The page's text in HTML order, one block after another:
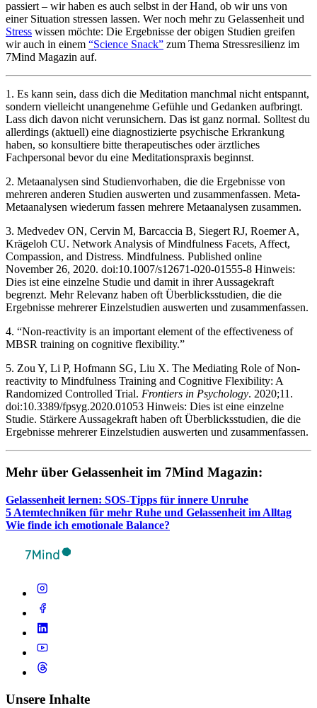
passiert – wir haben es auch selbst in der Hand, ob wir uns von
einer Situation stressen lassen. Wer noch mehr zu Gelassenheit und
Stress wissen möchte: Die Ergebnisse der obigen Studien greifen
wir auch in einem “Science Snack” zum Thema Stressresilienz im
7Mind Magazin auf.
1. Es kann sein, dass dich die Meditation manchmal nicht entspannt,
sondern vielleicht unangenehme Gefühle und Gedanken aufbringt.
Lass dich davon nicht verunsichern. Das ist ganz normal. Solltest du
allerdings (aktuell) eine diagnostizierte psychische Erkrankung
haben, so konsultiere bitte therapeutisches oder ärztliches
Fachpersonal bevor du eine Meditationspraxis beginnst.
2. Metaanalysen sind Studienvorhaben, die die Ergebnisse von
mehreren anderen Studien auswerten und zusammenfassen. Meta-
Metaanalysen wiederum fassen mehrere Metaanalysen zusammen.
3. Medvedev ON, Cervin M, Barcaccia B, Siegert RJ, Roemer A,
Krägeloh CU. Network Analysis of Mindfulness Facets, Affect,
Compassion, and Distress. Mindfulness. Published online
November 26, 2020. doi:10.1007/s12671-020-01555-8 Hinweis:
Dies ist eine einzelne Studie und damit in ihrer Aussagekraft
begrenzt. Mehr Relevanz haben oft Überblicksstudien, die die
Ergebnisse mehrerer Einzelstudien auswerten und zusammenfassen.
4. “Non-reactivity is an important element of the effectiveness of
MBSR training on cognitive flexibility.”
5. Zou Y, Li P, Hofmann SG, Liu X. The Mediating Role of Non-
reactivity to Mindfulness Training and Cognitive Flexibility: A
Randomized Controlled Trial. Frontiers in Psychology. 2020;11.
doi:10.3389/fpsyg.2020.01053 Hinweis: Dies ist eine einzelne
Studie. Stärkere Aussagekraft haben oft Überblicksstudien, die die
Ergebnisse mehrerer Einzelstudien auswerten und zusammenfassen.
Mehr über Gelas­sen­heit im 7Mind Maga­zin:
Gelas­sen­heit lernen: SOS-Tipps für innere Unruhe
5 Atem­tech­ni­ken für mehr Ruhe und Gelas­sen­heit im Alltag
Wie finde ich emo­tio­nale Balance?
Unsere Inhalte